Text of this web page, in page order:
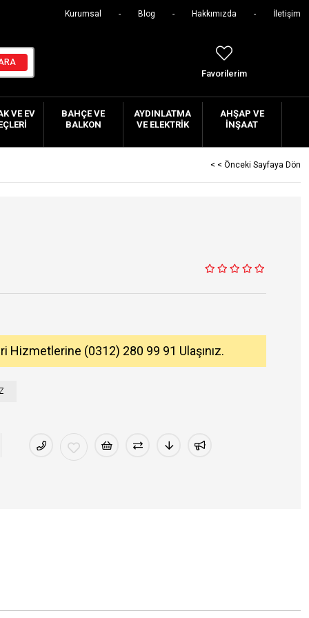
Kurumsal Blog Hakkımızda İletişim
Favorilerim
VE EV
BAHÇE VE
BALKON
AYDINLATMA
VE ELEKTRIK
AHŞAP VE
İNŞAAT
< < Önceki Sayfaya Dön
Hizmetlerine (0312) 280 99 91 Ulaşınız.